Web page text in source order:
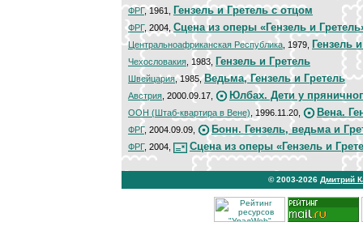
ФРГ, 1961, Гензель и Гретель с отцом
ФРГ, 2004, Сцена из оперы «Гензель и
Центральноафриканская Республика , 1979, Гензель
Чехословакия , 1983, Гензель и Гретель
Швейцария, 1985,Ведьма, Гензель и Гретель
Австрия , 2000.09.17, Юлбах. Дети у
ООН (Штаб-квартира в Вене) , 1996.11.20, Вена.
ФРГ, 2004.09.09, Бонн. Гензель, ведьма и
ФРГ, 2004, Сцена из оперы «Гензель и
© 2003-2026 Дмитрий